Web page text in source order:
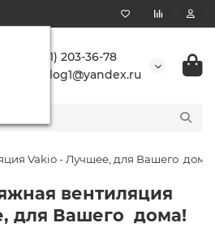
+7 (861) 203-36-78
buranlog1@yandex.ru
Vakio - Лучшее, для Вашего дома!
вентиляция
для Вашего дома!